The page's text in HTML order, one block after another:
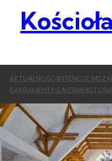
Kościoła
AKTUALNOŚCIINTENCJE
SAKRAMENTYGALERIA